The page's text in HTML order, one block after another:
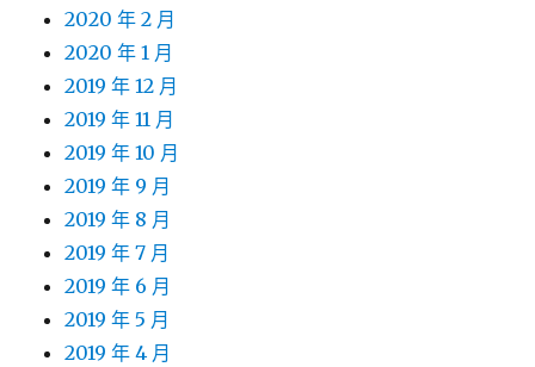
2020 年 2 月
2020 年 1 月
2019 年 12 月
2019 年 11 月
2019 年 10 月
2019 年 9 月
2019 年 8 月
2019 年 7 月
2019 年 6 月
2019 年 5 月
2019 年 4 月